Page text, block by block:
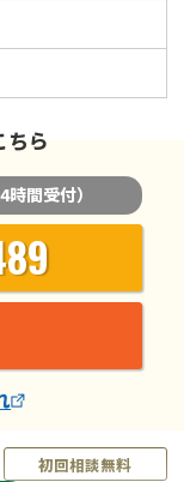
初回相談無料
ちら
時間受付）